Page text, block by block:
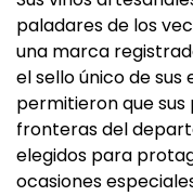
paladares de los
una marca
el sello único de
permitieron que
fronteras del
elegidos para
ocasiones